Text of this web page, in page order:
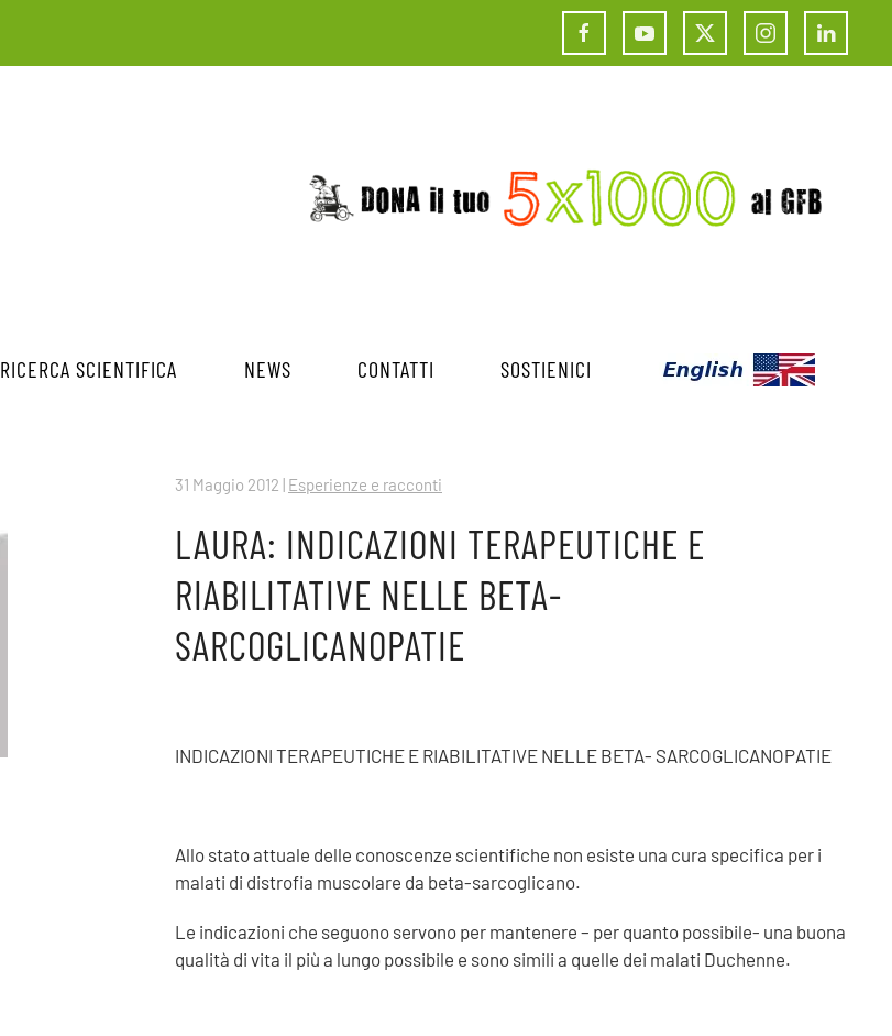
RICERCA SCIENTIFICA NEWS CONTATTI SOSTIENICI
31 Maggio 2012 | Esperienze e racconti
LAURA: INDICAZIONI TERAPEUTICHE E
RIABILITATIVE NELLE BETA-
SARCOGLICANOPATIE
INDICAZIONI TERAPEUTICHE E RIABILITATIVE NELLE BETA- SARCOGLICANOPATIE
Allo stato attuale delle conoscenze scientifiche non esiste una cura specifica per i
malati di distrofia muscolare da beta-sarcoglicano.
Le indicazioni che seguono servono per mantenere – per quanto possibile- una buona
qualità di vita il più a lungo possibile e sono simili a quelle dei malati Duchenne.